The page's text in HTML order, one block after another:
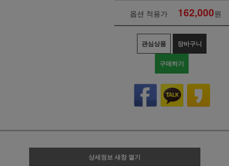
옵션 적용가 162,000원
관심상품 장바구니
구매하기
상세정보 새창 열기